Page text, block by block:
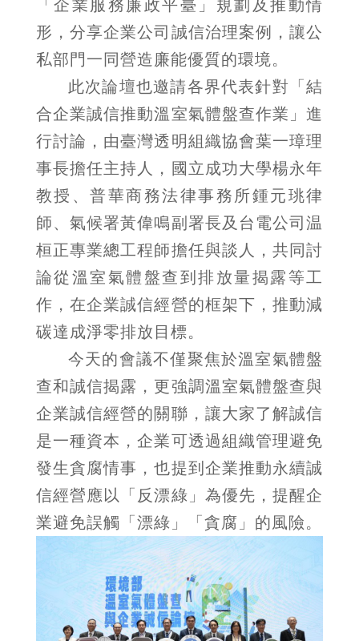
「企業服務廉政平臺」規劃及推動情
形，分享企業公司誠信治理案例，讓公
私部門一同營造廉能優質的環境。
此次論壇也邀請各界代表針對「結
合企業誠信推動溫室氣體盤查作業」進
行討論，由臺灣透明組織協會葉一璋理
事長擔任主持人，國立成功大學楊永年
教授、普華商務法律事務所鍾元珧律
師、氣候署黃偉鳴副署長及台電公司温
桓正專業總工程師擔任與談人，共同討
論從溫室氣體盤查到排放量揭露等工
作，在企業誠信經營的框架下，推動減
碳達成淨零排放目標。
今天的會議不僅聚焦於溫室氣體盤
查和誠信揭露，更強調溫室氣體盤查與
企業誠信經營的關聯，讓大家了解誠信
是一種資本，企業可透過組織管理避免
發生貪腐情事，也提到企業推動永續誠
信經營應以「反漂綠」為優先，提醒企
業避免誤觸「漂綠」「貪腐」的風險。